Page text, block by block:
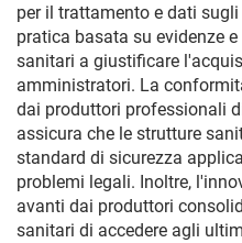
per il trattamento e dati
pratica basata su evidenze
sanitari a giustificare
amministratori. La
dai produttori professionali
assicura che le strutture
standard di sicurezza
problemi legali. Inoltre,
avanti dai produttori
sanitari di accedere agli